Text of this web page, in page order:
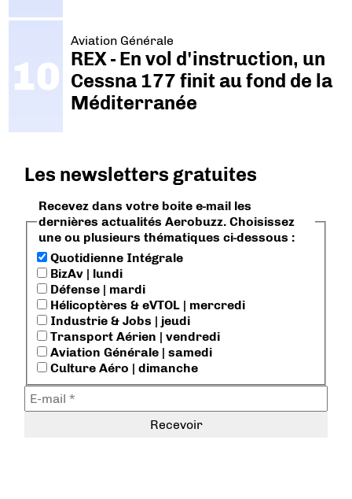
Aviation Générale
REX - En vol d'instruction, un
Cessna 177 finit au fond de la
Méditerranée
Les newsletters gratuites
Recevez dans votre boite e-mail les
dernières actualités Aerobuzz. Choisissez
une ou plusieurs thématiques ci-dessous :
Quotidienne Intégrale
BizAv | lundi
Défense | mardi
Hélicoptères & eVTOL | mercredi
Industrie & Jobs | jeudi
Transport Aérien | vendredi
Aviation Générale | samedi
Culture Aéro | dimanche